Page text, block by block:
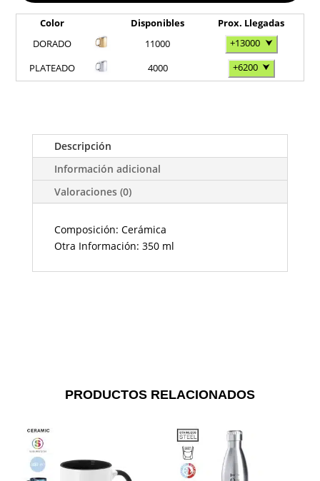
Color Disponibles
Prox. Llegadas
DORADO
11000 +13000 ⮟
PLATEADO
4000 +6200 ⮟
Descripción
Información adicional
Valoraciones (0)
Composición: Cerámica
Otra Información: 350 ml
PRODUCTOS RELACIONADOS